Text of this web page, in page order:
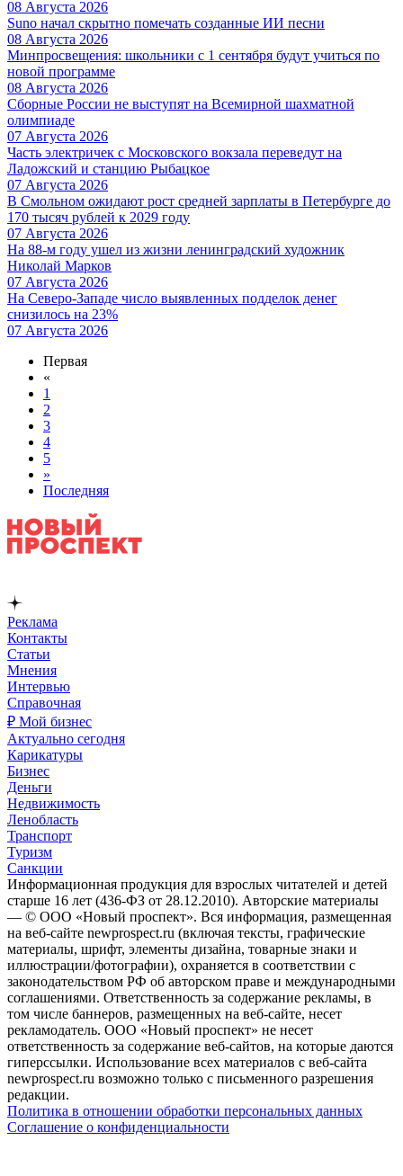
08 Августа 2026
Suno начал скрытно помечать созданные ИИ песни
08 Августа 2026
Минпросвещения: школьники с 1 сентября будут учиться по
новой программе
08 Августа 2026
Сборные России не выступят на Всемирной шахматной
олимпиаде
07 Августа 2026
Часть электричек с Московского вокзала переведут на
Ладожский и станцию Рыбацкое
07 Августа 2026
В Смольном ожидают рост средней зарплаты в Петербурге до
170 тысяч рублей к 2029 году
07 Августа 2026
На 88-м году ушел из жизни ленинградский художник
Николай Марков
07 Августа 2026
На Северо-Западе число выявленных подделок денег
снизилось на 23%
07 Августа 2026
Первая
«
1
2
3
4
5
»
Последняя
Реклама
Контакты
Статьи
Мнения
Интервью
Справочная
₽ Мой бизнес
Актуально сегодня
Карикатуры
Бизнес
Деньги
Недвижимость
Ленобласть
Транспорт
Туризм
Санкции
Информационная продукция для взрослых читателей и детей
старше 16 лет (436-ФЗ от 28.12.2010). Авторские материалы
— © ООО «Новый проспект». Вся информация, размещенная
на веб-сайте newprospect.ru (включая тексты, графические
материалы, шрифт, элементы дизайна, товарные знаки и
иллюстрации/фотографии), охраняется в соответствии с
законодательством РФ об авторском праве и международными
соглашениями. Ответственность за содержание рекламы, в
том числе баннеров, размещенных на веб-сайте, несет
рекламодатель. ООО «Новый проспект» не несет
ответственность за содержание веб-сайтов, на которые даются
гиперссылки. Использование всех материалов с веб-сайта
newprospect.ru возможно только с письменного разрешения
редакции.
Политика в отношении обработки персональных данных
Соглашение о конфиденциальности